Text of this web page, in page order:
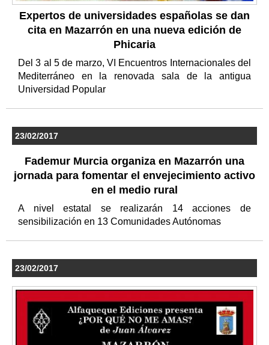
Expertos de universidades españolas se dan
cita en Mazarrón en una nueva edición de
Phicaria
Del 3 al 5 de marzo, VI Encuentros Internacionales del
Mediterráneo en la renovada sala de la antigua
Universidad Popular
23/02/2017
Fademur Murcia organiza en Mazarrón una
jornada para fomentar el envejecimiento activo
en el medio rural
A nivel estatal se realizarán 14 acciones de
sensibilización en 13 Comunidades Autónomas
23/02/2017